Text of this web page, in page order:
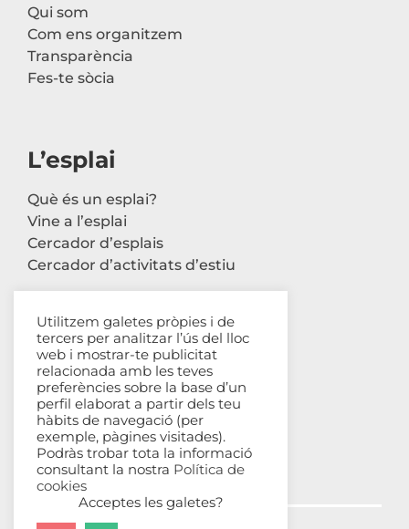
Qui som
Com ens organitzem
Transparència
Fes-te sòcia
L’esplai
Què és un esplai?
Vine a l’esplai
Cercador d’esplais
Cercador d’activitats d’estiu
Contacte
Carrer Avinyó, 44 2n
08002 Barcelona
93 302 61 03
esplac@esplac.cat
Utilitzem galetes pròpies i de
tercers per analitzar l’ús del lloc
web i mostrar-te publicitat
relacionada amb les teves
preferències sobre la base d’un
perfil elaborat a partir dels teu
hàbits de navegació (per
exemple, pàgines visitades).
Podràs trobar tota la informació
consultant la nostra Política de
cookies
Acceptes les galetes?